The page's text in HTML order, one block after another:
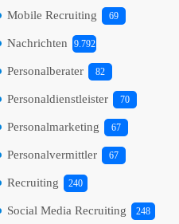
Mobile Recruiting 69
Nachrichten 9.792
Personalberater 82
Personaldienstleister 70
Personalmarketing 67
Personalvermittler 67
Recruiting 240
Social Media Recruiting 248